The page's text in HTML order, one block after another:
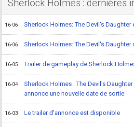
Sherlock Holmes : dernières
16-06 Sherlock Holmes: The Devil's
16-06 Sherlock Holmes: The Devil's Daughter
16-05 Trailer de gameplay de Sherlock
16-04
Sherlock Holmes : The Devil's
annonce une nouvelle date de sortie
16-03 Le trailer d'annonce est disponible